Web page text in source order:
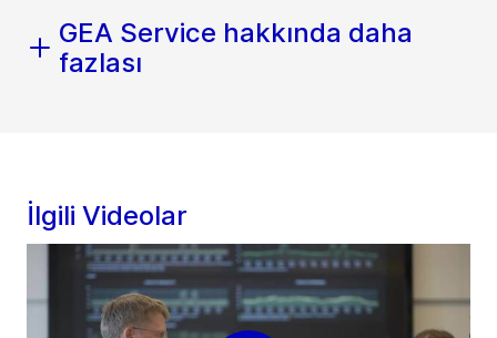
GEA Service hakkında daha
fazlası
İlgili Videolar